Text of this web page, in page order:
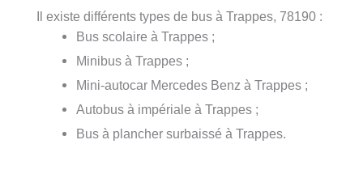
Il existe différents types de bus à Trappes, 78190 :
Bus scolaire à Trappes ;
Minibus à Trappes ;
Mini-autocar Mercedes Benz à Trappes ;
Autobus à impériale à Trappes ;
Bus à plancher surbaissé à Trappes.